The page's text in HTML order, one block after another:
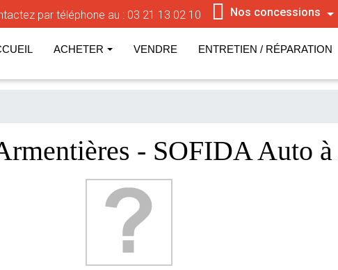
par téléphone au : 03 21 13 02 10 Nos concessions
ACHETER VENDRE ENTRETIEN / RÉPARATION
- SOFIDA Auto